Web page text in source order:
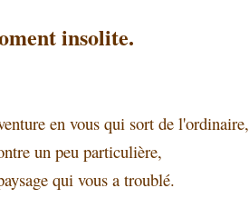
insolite.
en vous qui sort de l'ordinaire,
un peu particulière,
qui vous a troublé.